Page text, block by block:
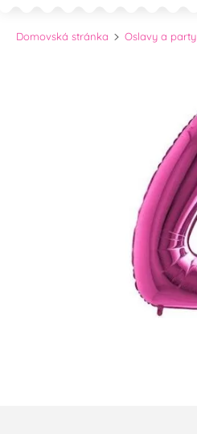
Domovská stránka Oslavy a party